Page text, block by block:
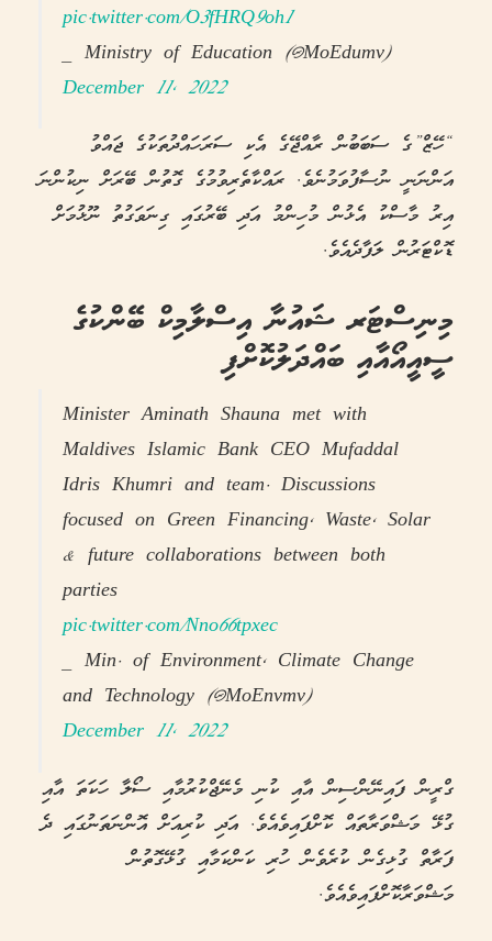
pic.twitter.com/O3fHRQ9oh1
— Ministry of Education (@MoEdumv)
December 11, 2022
“ހޭޒް”ގެ ސަބަބުން ރާއްޖޭގެ އެކި ސަރަހައްދުތަކުގެ ޖައްވު
އަންނަނީ ނުސާފުވަމުނެވެ. ރައްކާތެރިވުމުގެ ގޮތުން ބޭރަށް ނިކުންނަ
އިރު މާސްކު އެޅުން މުހިންމު އަދި ބޭރުގައި ގިނަވަގުތު ނޫޅުމަށް
ޑޮކްޓަރުން ލަފާދެއެވެ.
މިނިސްޓަރ ޝައުނާ އިސްލާމިކް ބޭންކުގެ
ސީއީއޯއާއި ބައްދަލުކޮށްފި
Minister Aminath Shauna met with
Maldives Islamic Bank CEO Mufaddal
Idris Khumri and team. Discussions
focused on Green Financing, Waste, Solar
& future collaborations between both
parties
pic.twitter.com/Nno66tpxec
— Min. of Environment, Climate Change
and Technology (@MoEnvmv)
December 11, 2022
ގްރީން ފައިނޭންސިން އާއި ކުނި މެނޭޖްކުރުމާއި ސޯލާ ހަކަތަ އާއި
ގުޅޭ މަޝްވަރާތައް ކޮށްފައިވެއެވެ. އަދި ކުރިއަށް އޮންނަތަނުގައި ދެ
ފަރާތް ގުޅިގެން ކުރެވެން ހުރި ކަންކަމާއި ގުޅޭގޮތުން
މަޝްވަރާކޮށްފައިވެއެވެ.